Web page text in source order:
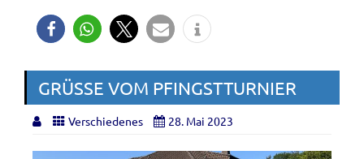
GRÜSSE VOM PFINGSTTURNIER
Verschiedenes 28. Mai 2023